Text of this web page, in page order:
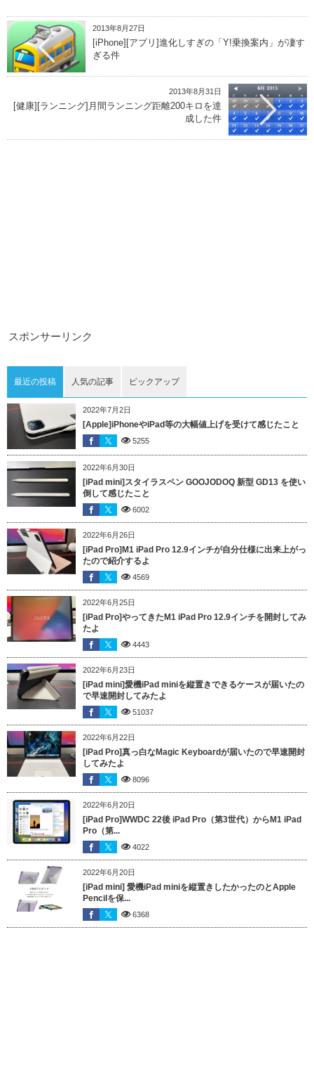
2013年8月27日
[iPhone][アプリ]進化しすぎの「Y!乗換案内」が凄す
ぎる件
2013年8月31日
[健康][ランニング]月間ランニング距離200キロを達
成した件
スポンサーリンク
最近の投稿 人気の記事 ピックアップ
2022年7月2日
[Apple]iPhoneやiPad等の大幅値上げを受けて感じたこと
5255
2022年6月30日
[iPad mini]スタイラスペン GOOJODOQ 新型 GD13 を使い
倒して感じたこと
6002
2022年6月26日
[iPad Pro]M1 iPad Pro 12.9インチが自分仕様に出来上がっ
たので紹介するよ
4569
2022年6月25日
[iPad Pro]やってきたM1 iPad Pro 12.9インチを開封してみ
たよ
4443
2022年6月23日
[iPad mini]愛機iPad miniを縦置きできるケースが届いたの
で早速開封してみたよ
51037
2022年6月22日
[iPad Pro]真っ白なMagic Keyboardが届いたので早速開封
してみたよ
8096
2022年6月20日
[iPad Pro]WWDC 22後 iPad Pro（第3世代）からM1 iPad
Pro（第...
4022
2022年6月20日
[iPad mini] 愛機iPad miniを縦置きしたかったのとApple
Pencilを保...
6368